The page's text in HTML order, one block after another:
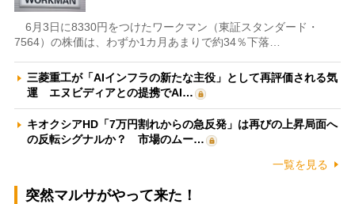
6月3日に8330円をつけたワークマン（東証スタンダード・
7564）の株価は、わずか1カ月あまりで約34％下落…
三菱重工が「AIインフラの新たな主役」として再評価される気
運 エヌビディアとの提携でAI…
キオクシアHD「7万円割れからの急反発」は再びの上昇局面へ
の反転シグナルか？ 市場のムー…
一覧を見る
突然マルサがやって来た！